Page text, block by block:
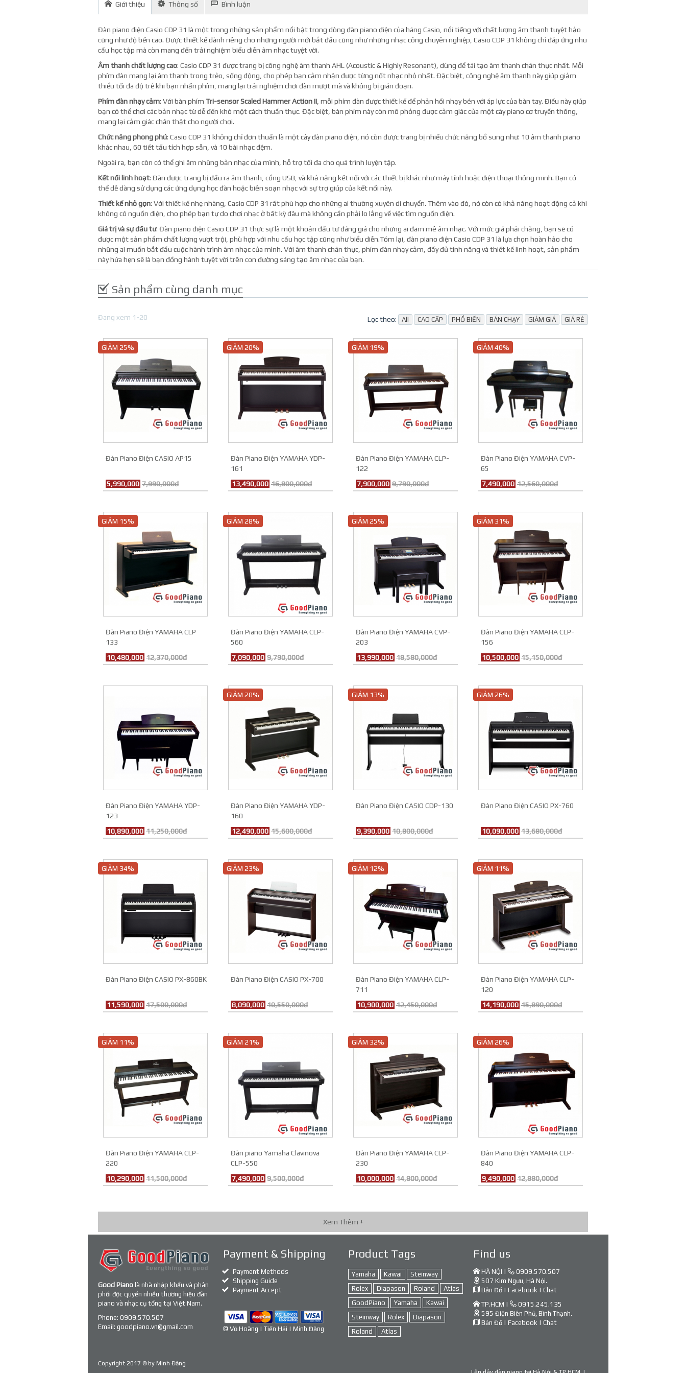
Giới thiệu Thông số Bình luận
Đàn piano điện Casio CDP 31 là một trong những sản phẩm nổi bật trong dòng đàn piano điện của hãng Casio, nổi tiếng với chất lượng âm thanh tuyệt hảo
cũng như độ bền cao. Được thiết kế dành riêng cho những người mới bắt đầu cũng như những nhạc công chuyên nghiệp, Casio CDP 31 không chỉ đáp ứng nhu
cầu học tập mà còn mang đến trải nghiệm biểu diễn âm nhạc tuyệt vời.
Âm thanh chất lượng cao: Casio CDP 31 được trang bị công nghệ âm thanh AHL (Acoustic & Highly Resonant), dùng để tái tạo âm thanh chân thực nhất. Mỗi
phím đàn mang lại âm thanh trong trẻo, sống động, cho phép bạn cảm nhận được từng nốt nhạc nhỏ nhất. Đặc biệt, công nghệ âm thanh này giúp giảm
thiểu tối đa độ trễ khi bạn nhấn phím, mang lại trải nghiệm chơi đàn mượt mà và không bị gián đoạn.
Phím đàn nhạy cảm: Với bàn phím Tri-sensor Scaled Hammer Action II , mỗi phím đàn được thiết kế để phản hồi nhạy bén với áp lực của bàn tay. Điều này giúp
bạn có thể chơi các bản nhạc từ dễ đến khó một cách thuần thục. Đặc biệt, bàn phím này còn mô phỏng được cảm giác của một cây piano cơ truyền thống,
mang lại cảm giác chân thật cho người chơi.
Chức năng phong phú: Casio CDP 31 không chỉ đơn thuần là một cây đàn piano điện, nó còn được trang bị nhiều chức năng bổ sung như: 10 âm thanh piano
khác nhau, 60 tiết tấu tích hợp sẵn, và 10 bài nhạc đệm.
Ngoài ra, bạn còn có thể ghi âm những bản nhạc của mình, hỗ trợ tối đa cho quá trình luyện tập.
Kết nối linh hoạt: Đàn được trang bị đầu ra âm thanh, cổng USB, và khả năng kết nối với các thiết bị khác như máy tính hoặc điện thoại thông minh. Bạn có
thể dễ dàng sử dụng các ứng dụng học đàn hoặc biên soạn nhạc với sự trợ giúp của kết nối này.
Thiết kế nhỏ gọn: Với thiết kế nhẹ nhàng, Casio CDP 31 rất phù hợp cho những ai thường xuyên di chuyển. Thêm vào đó, nó còn có khả năng hoạt động cả khi
không có nguồn điện, cho phép bạn tự do chơi nhạc ở bất kỳ đâu mà không cần phải lo lắng về việc tìm nguồn điện.
Giá trị và sự đầu tư: Đàn piano điện Casio CDP 31 thực sự là một khoản đầu tư đáng giá cho những ai đam mê âm nhạc. Với mức giá phải chăng, bạn sẽ có
được một sản phẩm chất lượng vượt trội, phù hợp với nhu cầu học tập cũng như biểu diễn.Tóm lại, đàn piano điện Casio CDP 31 là lựa chọn hoàn hảo cho
những ai muốn bắt đầu cuộc hành trình âm nhạc của mình. Với âm thanh chân thực, phím đàn nhạy cảm, đầy đủ tính năng và thiết kế linh hoạt, sản phẩm
này hứa hẹn sẽ là bạn đồng hành tuyệt vời trên con đường sáng tạo âm nhạc của bạn.
Sản phẩm cùng danh mục
Đang xem 1-20 Lọc theo: All CAO CẤP PHỔ BIẾN BÁN CHẠY GIẢM GIÁ GIÁ RẺ
GIẢM 25%
Đàn Piano Điện CASIO AP15
5,990,000 7,990,000đ
GIẢM 20%
Đàn Piano Điện YAMAHA YDP-
161
13,490,000 16,800,000đ
GIẢM 19%
Đàn Piano Điện YAMAHA CLP-
122
7,900,000 9,790,000đ
GIẢM 40%
Đàn Piano Điện YAMAHA CVP-
65
7,490,000 12,560,000đ
GIẢM 15%
Đàn Piano Điện YAMAHA CLP
133
10,480,000 12,370,000đ
GIẢM 28%
Đàn Piano Điện YAMAHA CLP-
560
7,090,000 9,790,000đ
GIẢM 25%
Đàn Piano Điện YAMAHA CVP-
203
13,990,000 18,580,000đ
GIẢM 31%
Đàn Piano Điện YAMAHA CLP-
156
10,500,000 15,150,000đ
Đàn Piano Điện YAMAHA YDP-
123
10,890,000 11,250,000đ
GIẢM 20%
Đàn Piano Điện YAMAHA YDP-
160
12,490,000 15,600,000đ
GIẢM 13%
Đàn Piano Điện CASIO CDP-130
9,390,000 10,800,000đ
GIẢM 26%
Đàn Piano Điện CASIO PX-760
10,090,000 13,680,000đ
GIẢM 34%
Đàn Piano Điện CASIO PX-860BK
11,590,000 17,500,000đ
GIẢM 23%
Đàn Piano Điện CASIO PX-700
8,090,000 10,550,000đ
GIẢM 12%
Đàn Piano Điện YAMAHA CLP-
711
10,900,000 12,450,000đ
GIẢM 11%
Đàn Piano Điện YAMAHA CLP-
120
14,190,000 15,890,000đ
GIẢM 11%
Đàn Piano Điện YAMAHA CLP-
220
10,290,000 11,500,000đ
GIẢM 21%
Đàn piano Yamaha Clavinova
CLP-550
7,490,000 9,500,000đ
GIẢM 32%
Đàn Piano Điện YAMAHA CLP-
230
10,000,000 14,800,000đ
GIẢM 26%
Đàn Piano Điện YAMAHA CLP-
840
9,490,000 12,880,000đ
Xem Thêm +
Good Piano là nhà nhập khẩu và phân
phối độc quyền nhiều thương hiệu đàn
piano và nhạc cụ tổng tại Việt Nam.
Phone: 0909.570.507
Email: goodpiano.vn@gmail.com
Payment & Shipping
Payment Methods
Shipping Guide
Payment Accept
© Vũ Hoàng | Tiến Hải | Minh Đăng
Product Tags
Yamaha Kawai
Steinway
Rolex
Diapason Roland
Atlas
GoodPiano
Yamaha
Kawai
Steinway
Rolex
Diapason
Roland
Atlas
Find us
HÀ NỘI |
0909.570.507
507 Kim Ngưu, Hà Nội.
Bản Đồ | Facebook | Chat
TP.HCM |
0915.245.135
595 Điện Biên Phủ, Bình Thạnh.
Bản Đồ | Facebook | Chat
Copyright 2017 © by Minh Đăng